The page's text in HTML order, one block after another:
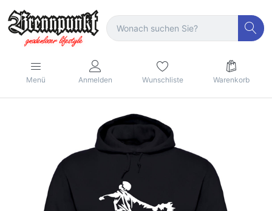
Menü Anmelden Wunschliste Warenkorb